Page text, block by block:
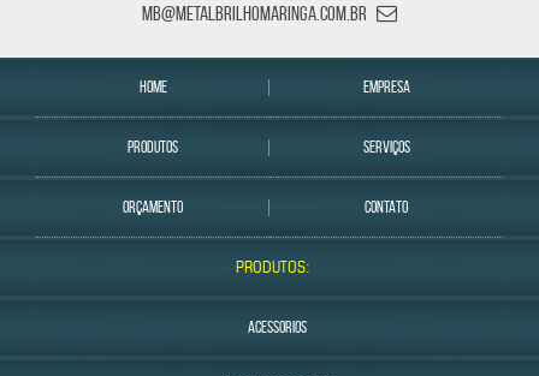
mb@metalbrilhomaringa.com.br
HOME EMPRESA
PRODUTOS SERVIÇOS
ORÇAMENTO CONTATO
PRODUTOS:
ACESSORIOS